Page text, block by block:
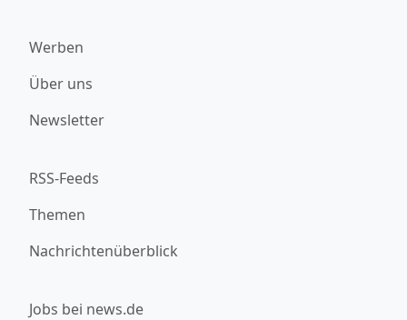
Werben
Über uns
Newsletter
RSS-Feeds
Themen
Nachrichtenüberblick
Jobs bei news.de